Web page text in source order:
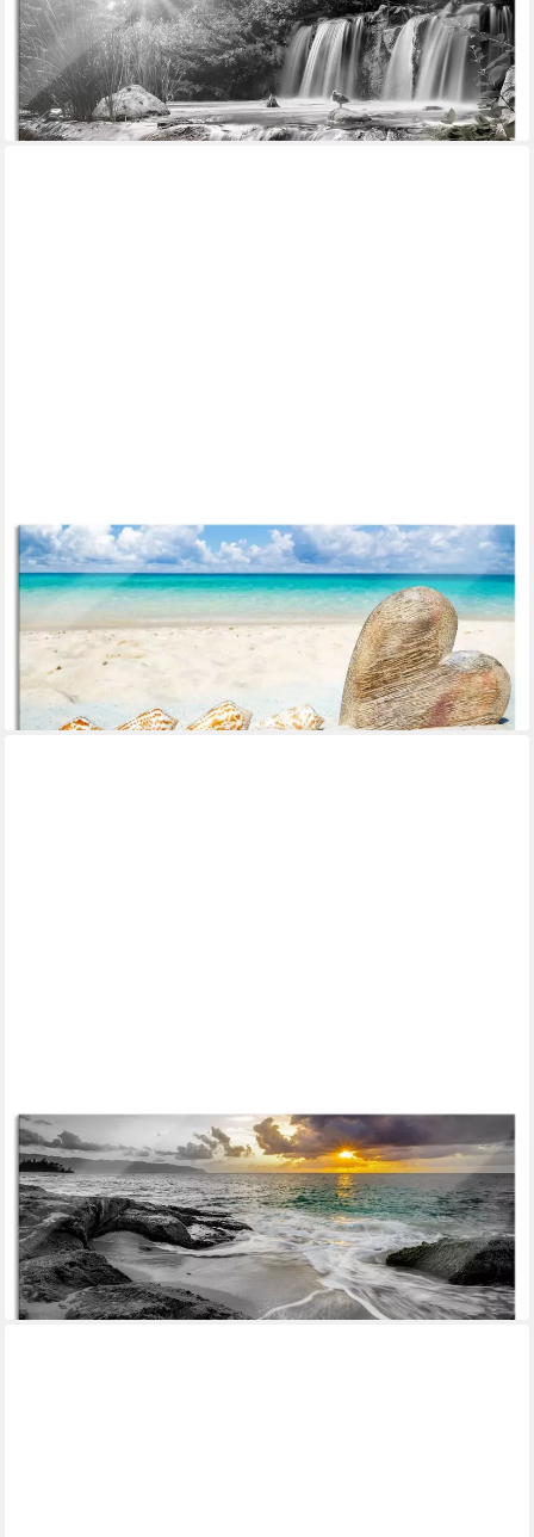
Aufhängungen und Abstandshalter
ab 67,95 € UVP77,95 €
-13%
lieferbar - in 3-4 Werktagen bei dir
PIXXPRINT
Glasbild Sandstrand mit Muscheln, Sandstrand mit Muscheln (1
St), Glasbild aus Echtglas, inkl. Aufhängungen und
Abstandshalter
ab 67,95 €
UVP
-13%
lieferbar - in 3-4 Werktagen bei dir
PIXXPRINT
Glasbild Sonnuntergang auf Hawaii, Sonnuntergang auf Hawaii (1
St), Glasbild aus Echtglas, inkl. Aufhängungen und
Abstandshalter
ab 67,95 € UVP77,95 €
-13%
lieferbar - in 3-4 Werktagen bei dir